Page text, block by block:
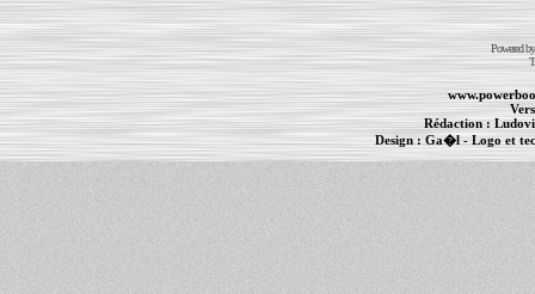
Powered
Rédaction :
Design : Ga�l- Logo et